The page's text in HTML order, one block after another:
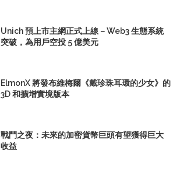
Unich 預上市主網正式上線－Web3 生態系統
突破，為用戶空投 5 億美元
ElmonX 將發布維梅爾《戴珍珠耳環的少女》的
3D 和擴增實境版本
戰鬥之夜：未來的加密貨幣巨頭有望獲得巨大
收益